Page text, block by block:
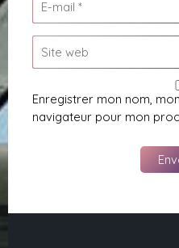
Enregistrer mon nom,
navigateur pour mon